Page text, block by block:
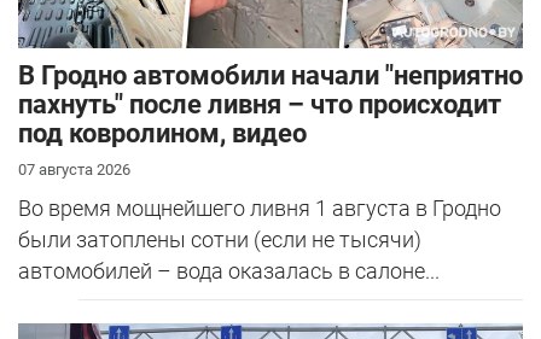
В Гродно автомобили начали "неприятно
пахнуть" после ливня – что происходит
под ковролином, видео
07 августа 2026
Во время мощнейшего ливня 1 августа в Гродно
были затоплены сотни (если не тысячи)
автомобилей – вода оказалась в салоне...